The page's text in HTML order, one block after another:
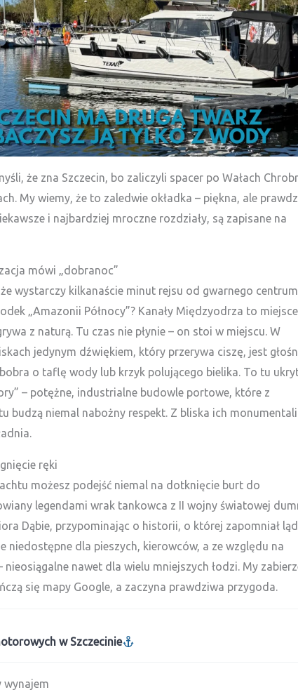
że zna Szczecin, bo zaliczyli spacer po Wałach
My wiemy, że to zaledwie okładka – piękna, ale
i najbardziej mroczne rozdziały, są zapisane na
mówi „dobranoc”
wystarczy kilkanaście minut rejsu od gwarnego
„Amazonii Północy”? Kanały Międzyodrza to
z naturą. Tu czas nie płynie – on stoi w miejscu. W
jedynym dźwiękiem, który przerywa ciszę, jest
o taflę wody lub krzyk polującego bielika. To tu
– potężne, industrialne budowle portowe, które z
budzą niemal nabożny respekt. Z bliska ich
ręki
możesz podejść niemal na dotknięcie burt do
legendami wrak tankowca z II wojny światowej
Dąbie, przypominając o historii, o której zapomniał
niedostępne dla pieszych, kierowców, a ze względu na
nieosiągalne nawet dla wielu mniejszych łodzi. My
się mapy Google, a zaczyna prawdziwa przygoda.
w Szczecinie
wynajem